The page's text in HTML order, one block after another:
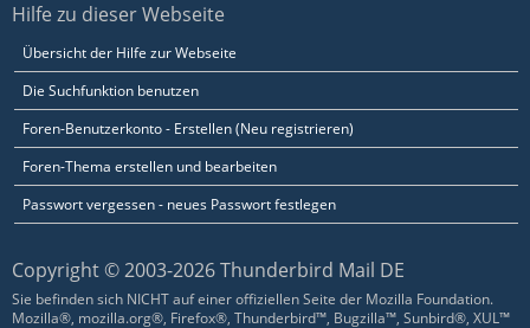
Hilfe zu dieser Webseite
Übersicht der Hilfe zur Webseite
Die Suchfunktion benutzen
Foren-Benutzerkonto - Erstellen (Neu registrieren)
Foren-Thema erstellen und bearbeiten
Passwort vergessen - neues Passwort festlegen
Copyright © 2003-2026 Thunderbird Mail DE
Sie befinden sich NICHT auf einer offiziellen Seite der Mozilla Foundation.
Mozilla®, mozilla.org®, Firefox®, Thunderbird™, Bugzilla™, Sunbird®, XUL™